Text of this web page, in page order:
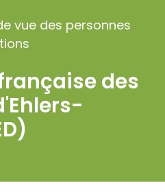
vue des personnes
des